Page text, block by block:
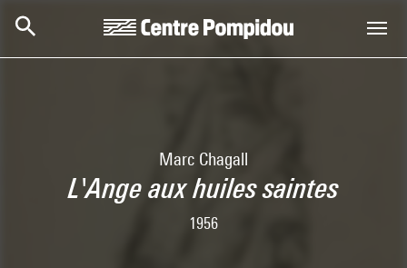
Marc Chagall
L'Ange aux huiles saintes
1956